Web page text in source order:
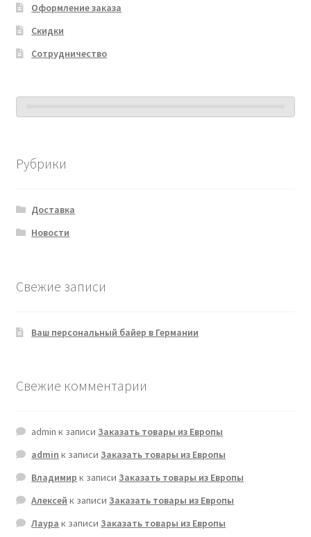
Оформление заказа
Скидки
Сотрудничество
Рубрики
Доставка
Новости
Свежие записи
Ваш персональный байер в Германии
Свежие комментарии
admin к записиЗаказать товары из Европы
admin к записиЗаказать товары из Европы
Владимир к записиЗаказать товары из Европы
Алексей к записиЗаказать товары из Европы
Лаура к записиЗаказать товары из Европы